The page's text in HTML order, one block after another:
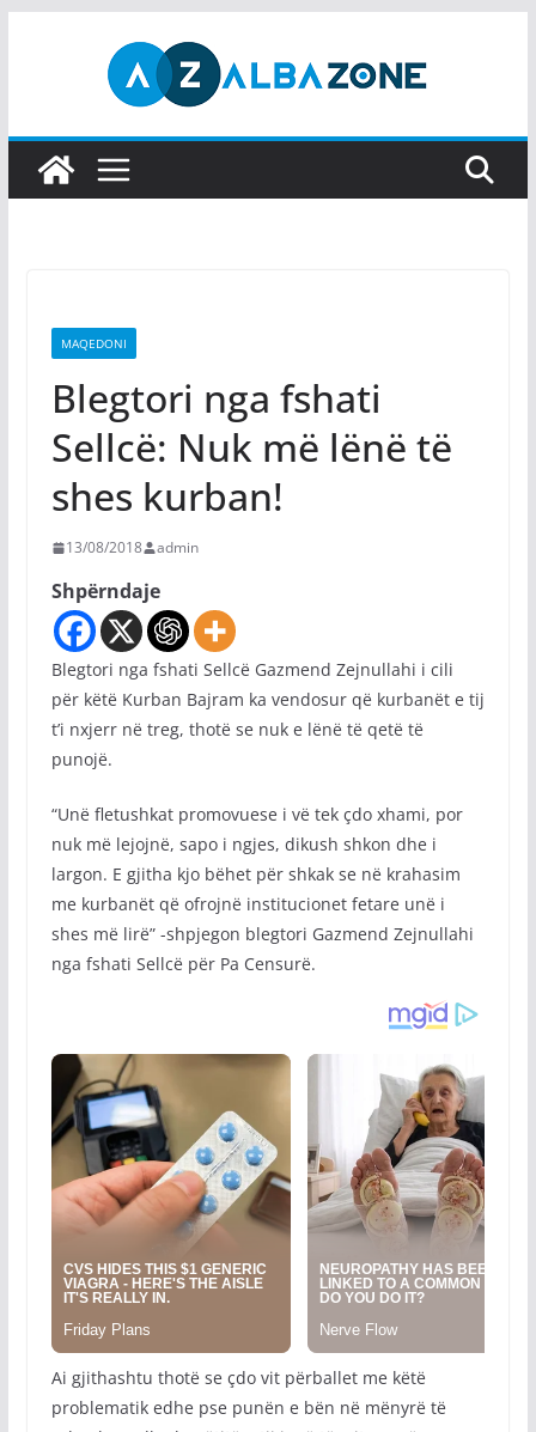
MAQEDONI
Blegtori nga fshati
Sellcë: Nuk më lënë të
shes kurban!
13/08/2018 admin
Shpërndaje
Blegtori nga fshati Sellcë Gazmend Zejnullahi i cili
për këtë Kurban Bajram ka vendosur që kurbanët e tij
t’i nxjerr në treg, thotë se nuk e lënë të qetë të
punojë.
“Unë fletushkat promovuese i vë tek çdo xhami, por
nuk më lejojnë, sapo i ngjes, dikush shkon dhe i
largon. E gjitha kjo bëhet për shkak se në krahasim
me kurbanët që ofrojnë institucionet fetare unë i
shes më lirë” -shpjegon blegtori Gazmend Zejnullahi
nga fshati Sellcë për Pa Censurë.
Ai gjithashtu thotë se çdo vit përballet me këtë
problematik edhe pse punën e bën në mënyrë të